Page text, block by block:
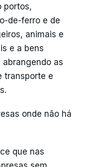
portos,
de-ferro e de
animais e
e a bens
as
transporte e
onde não há
que nas